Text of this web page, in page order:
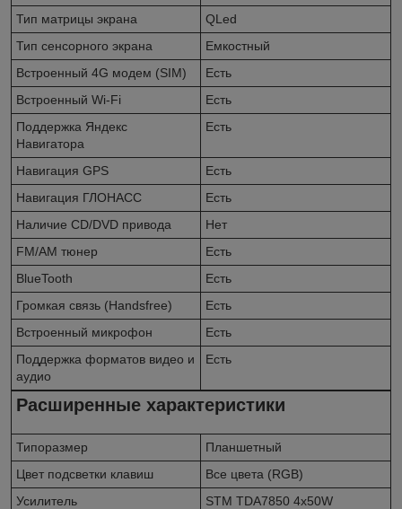
Тип матрицы экрана
QLed
Тип сенсорного экрана
Емкостный
Встроенный 4G модем (SIM)
Есть
Встроенный Wi-Fi
Есть
Поддержка Яндекс
Навигатора
Есть
Навигация GPS
Есть
Навигация ГЛОНАСС
Есть
Наличие CD/DVD привода
Нет
FM/AM тюнер
Есть
BlueTooth
Есть
Громкая связь (Handsfree)
Есть
Встроенный микрофон
Есть
Поддержка форматов видео и
аудио
Есть
Расширенные характеристики
Типоразмер
Планшетный
Цвет подсветки клавиш
Все цвета (RGB)
Усилитель
STM TDA7850 4x50W